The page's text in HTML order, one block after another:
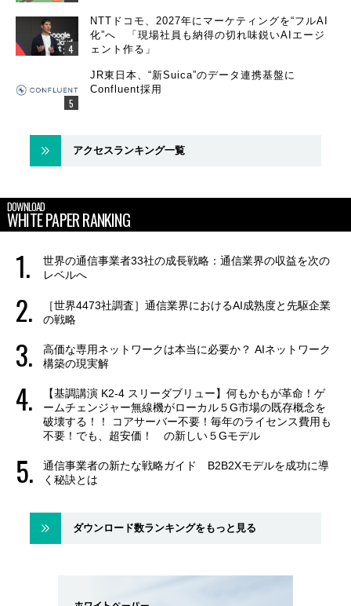
NTTドコモ、2027年にマーケティングを“フルAI
化”へ 「現場社員も納得の切れ味鋭いAIエージ
ェント作る」
JR東日本、“新Suica”のデータ連携基盤に
Confluent採用
アクセスランキング一覧
DOWNLOAD
WHITE PAPER RANKING
世界の通信事業者33社の成長戦略：通信業界の収益を次の
レベルへ
［世界4473社調査］通信業界におけるAI成熟度と先駆企業
の戦略
高価な専用ネットワークは本当に必要か？ AIネットワーク
構築の現実解
【基調講演 K2-4 スリーダブリュー】何もかもが革命！ゲ
ームチェンジャー無線機がローカル５G市場の既存概念を
破壊する！！ コアサーバー不要！毎年のライセンス費用も
不要！でも、超安価！ の新しい５Gモデル
通信事業者の新たな戦略ガイド B2B2Xモデルを成功に導
く秘訣とは
ダウンロード数ランキングをもっと見る